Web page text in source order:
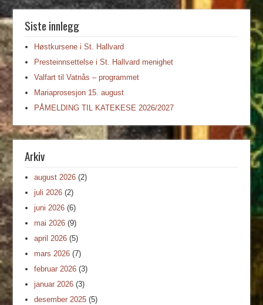
Siste innlegg
Høstkursene i St. Hallvard
Presteinnsettelse i St. Hallvard menighet
Valfart til Vatnås – programmet
Mariaprosesjon 15. august
PÅMELDING TIL KATEKESE 2026/2027
Arkiv
august 2026 (2)
juli 2026 (2)
juni 2026 (6)
mai 2026 (9)
april 2026 (5)
mars 2026 (7)
februar 2026 (3)
januar 2026 (3)
desember 2025 (5)